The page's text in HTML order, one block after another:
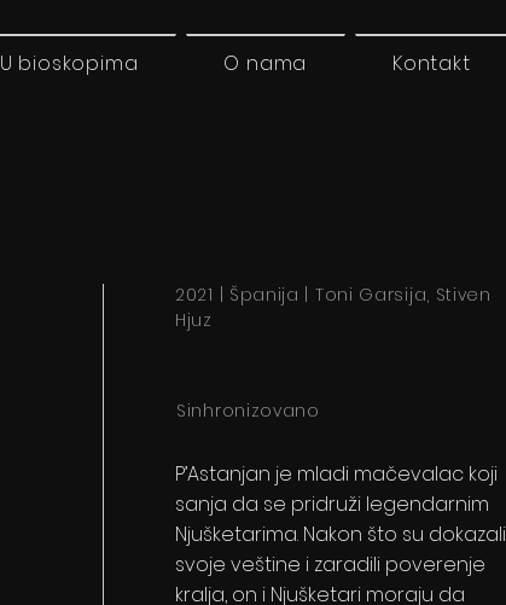
U bioskopima O nama Kontakt
2021 | Španija | Toni Garsija, Stiven
Hjuz
Sinhronizovano
P’Astanjan je mladi mačevalac koji
sanja da se pridruži legendarnim
Njušketarima. Nakon što su dokazali
svoje veštine i zaradili poverenje
kralja, on i Njušketari moraju da